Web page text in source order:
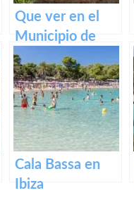
Que ver en el
Municipio de
Capdepera en
Baleares
Cala Bassa en
Ibiza